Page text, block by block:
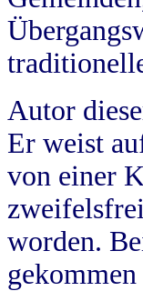
Autor
Er weist
von einer
worden.